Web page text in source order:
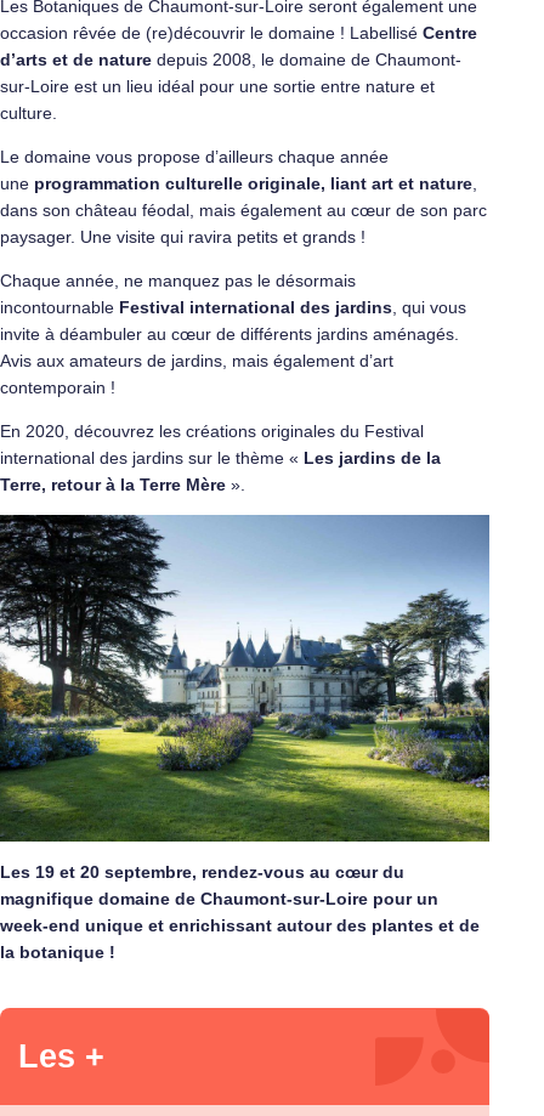
Les Botaniques de Chaumont-sur-Loire seront également une
occasion rêvée de (re)découvrir le domaine ! Labellisé Centre
d’arts et de nature depuis 2008, le domaine de Chaumont-
sur-Loire est un lieu idéal pour une sortie entre nature et
culture.
Le domaine vous propose d’ailleurs chaque année
une programmation culturelle originale, liant art et nature
dans son château féodal, mais également au cœur de son parc
paysager. Une visite qui ravira petits et grands !
Chaque année, ne manquez pas le désormais
incontournable Festival international des jardins , qui vous
invite à déambuler au cœur de différents jardins aménagés.
Avis aux amateurs de jardins, mais également d’art
contemporain !
En 2020, découvrez les créations originales du Festival
international des jardins sur le thème « Les jardins de la
Terre, retour à la Terre Mère ».
Les 19 et 20 septembre, rendez-vous au cœur du
magnifique domaine de Chaumont-sur-Loire pour un
week-end unique et enrichissant autour des plantes et de
la botanique !
Les +